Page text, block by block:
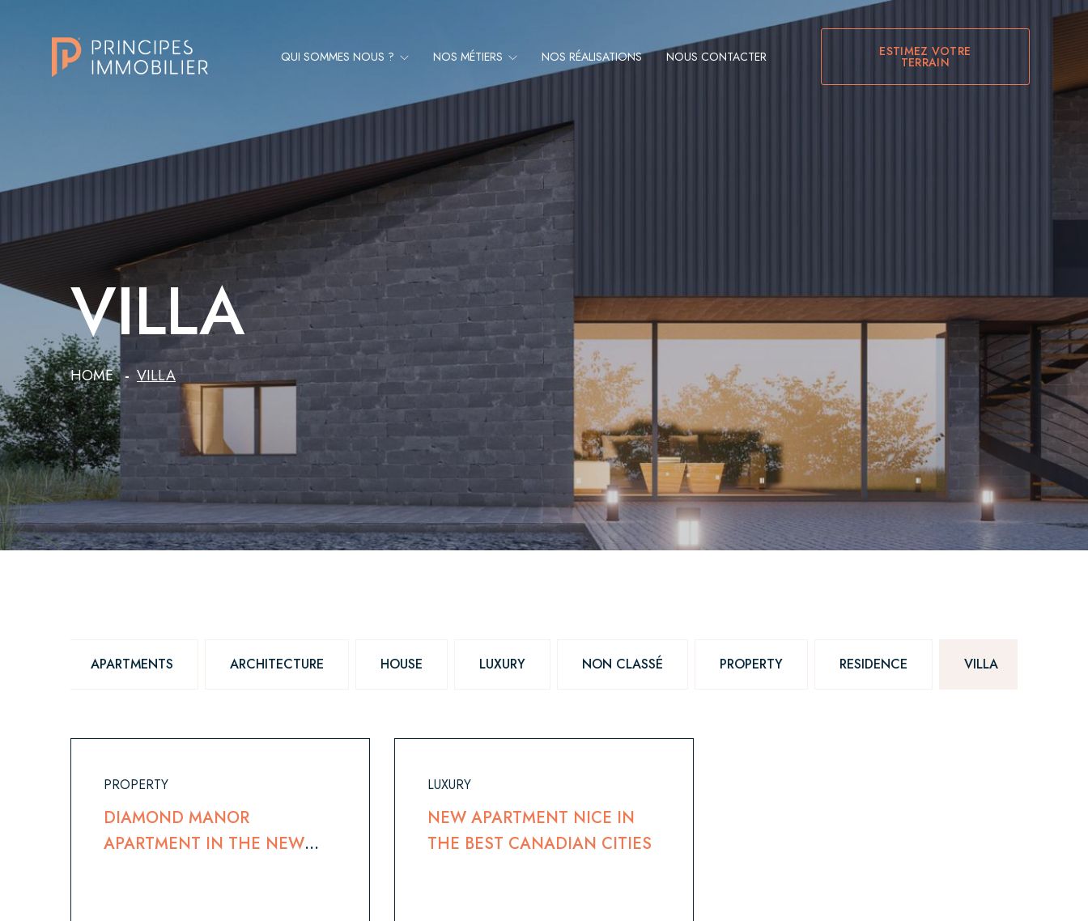
QUI SOMMES NOUS ? NOS MÉTIERS NOS RÉALISATIONS NOUS CONTACTER ESTIMEZ VOTRE
TERRAIN
VILLA
HOME VILLA
APARTMENTS ARCHITECTURE HOUSE LUXURY NON CLASSÉ PROPERTY RESIDENCE VILLA
PROPERTY
DIAMOND MANOR
APARTMENT IN THE NEW
LUXURY
NEW APARTMENT NICE IN
THE BEST CANADIAN CITIES